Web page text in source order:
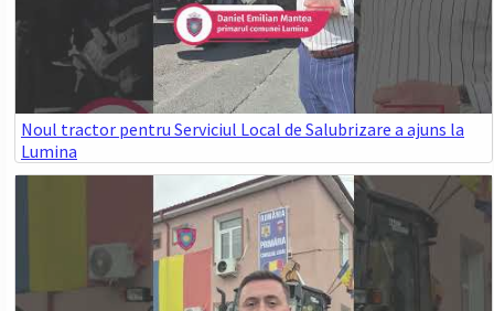
Noul tractor pentru Serviciul Local de Salubrizare a ajuns la
Lumina